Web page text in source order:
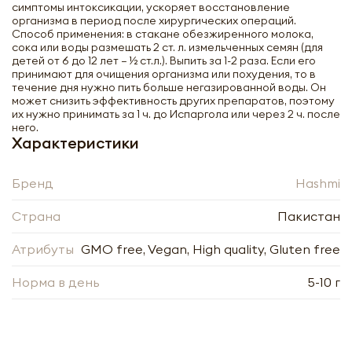
симптомы интоксикации, ускоряет восстановление
организма в период после хирургических операций.
Способ применения: в стакане обезжиренного молока,
сока или воды размешать 2 ст. л. измельченных семян (для
детей от 6 до 12 лет – ½ ст.л.). Выпить за 1-2 раза. Если его
принимают для очищения организма или похудения, то в
течение дня нужно пить больше негазированной воды. Он
может снизить эффективность других препаратов, поэтому
их нужно принимать за 1 ч. до Испаргола или через 2 ч. после
него.
Характеристики
Бренд Hashmi
Страна Пакистан
Атрибуты GMO free, Vegan, High quality, Gluten free
Норма в день 5-10 г
Испагол (Ispagol) слабительное
-